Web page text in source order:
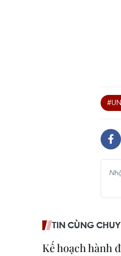
TIN CÙNG
Kế hoạch hành